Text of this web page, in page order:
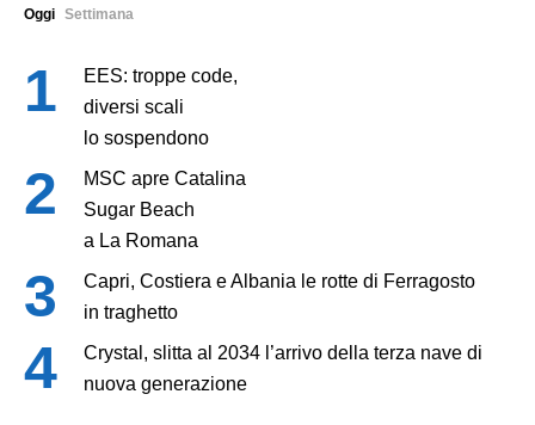
Oggi Settimana
EES: troppe code,
diversi scali
lo sospendono
MSC apre Catalina
Sugar Beach
a La Romana
Capri, Costiera e Albania le rotte di Ferragosto
in traghetto
Crystal, slitta al 2034 l’arrivo della terza nave di
nuova generazione